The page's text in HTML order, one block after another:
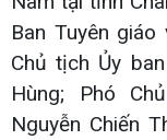
Ban Tuyên
Chủ tịch Ủy
Hùng; Phó
Nguyễn Chiến